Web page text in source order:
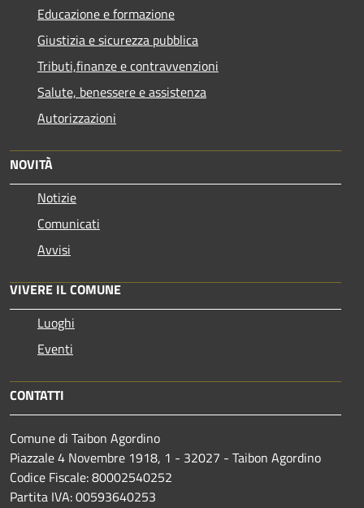
Educazione e formazione
Giustizia e sicurezza pubblica
Tributi,finanze e contravvenzioni
Salute, benessere e assistenza
Autorizzazioni
NOVITÀ
Notizie
Comunicati
Avvisi
VIVERE IL COMUNE
Luoghi
Eventi
CONTATTI
Comune di Taibon Agordino
Piazzale 4 Novembre 1918, 1 - 32027 - Taibon Agordino
Codice Fiscale: 80002540252
Partita IVA: 00593640253